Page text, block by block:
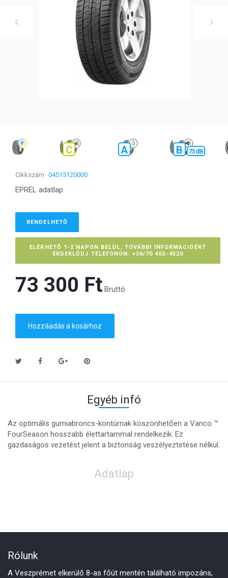
C A B 73 dB
Cikkszám 04515120000
EPREL adatlap
RENDELHETŐ
ELÉRHETŐ 1-2 NAPON BELÜL, TOVÁBBI INFORMÁCIÓÉRT
ÉRDEKLŐDJ TELEFONON: +36/70 455-4520
73 300 Ft‎ Bruttó
Hozzáadás a kosárhoz
Egyéb infó
Az optimális gumiabroncs-kontúrnak köszönhetően a Vanco ™
FourSeason hosszabb élettartammal rendelkezik. Ez
gazdaságos vezetést jelent a biztonság veszélyeztetése nélkül.
Adatlap
Rólunk
A Veszprémet elkerülő 8-as főút mentén található impozáns,